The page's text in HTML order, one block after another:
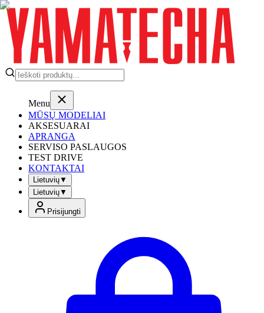
Menu
MŪSŲ MODELIAI
AKSESUARAI
APRANGA
SERVISO PASLAUGOS
TEST DRIVE
KONTAKTAI
Lietuvių▼
Lietuvių▼
Prisijungti